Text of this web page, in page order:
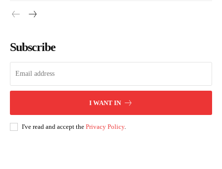
Subscribe
I WANT IN
I've read and accept the Privacy Policy.